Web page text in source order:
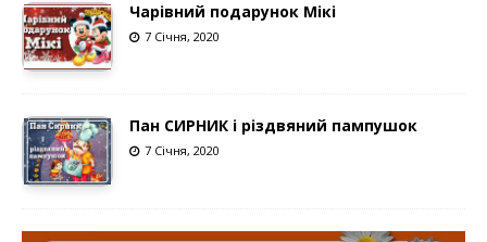
Чарівний подарунок Мікі
7 Січня, 2020
Пан СИРНИК і різдвяний пампушок
7 Січня, 2020